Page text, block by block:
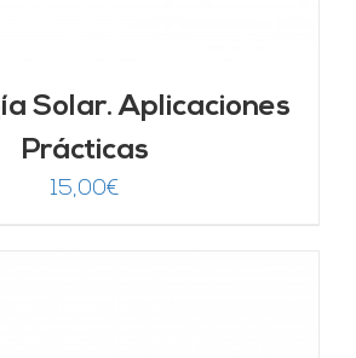
Solar. Aplicaciones
Prácticas
15,00€